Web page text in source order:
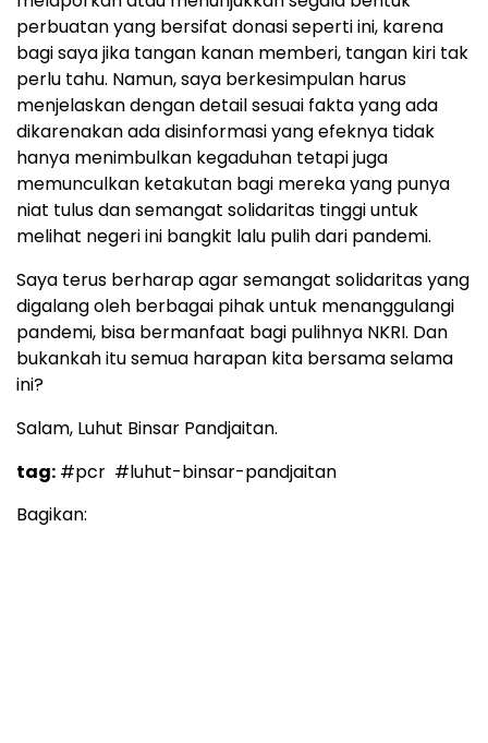
perbuatan yang bersifat donasi seperti ini, karena
bagi saya jika tangan kanan memberi, tangan kiri tak
perlu tahu. Namun, saya berkesimpulan harus
menjelaskan dengan detail sesuai fakta yang ada
dikarenakan ada disinformasi yang efeknya tidak
hanya menimbulkan kegaduhan tetapi juga
memunculkan ketakutan bagi mereka yang punya
niat tulus dan semangat solidaritas tinggi untuk
melihat negeri ini bangkit lalu pulih dari pandemi.
Saya terus berharap agar semangat solidaritas yang
digalang oleh berbagai pihak untuk menanggulangi
pandemi, bisa bermanfaat bagi pulihnya NKRI. Dan
bukankah itu semua harapan kita bersama selama
ini?
Salam, Luhut Binsar Pandjaitan.
tag: #pcr #luhut-binsar-pandjaitan
Bagikan: